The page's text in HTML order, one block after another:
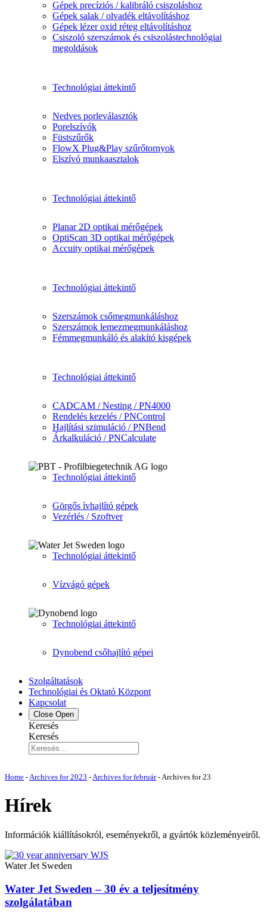
Gépek precíziós / kalibráló csiszoláshoz
Gépek salak / olvadék eltávolításhoz
Gépek lézer oxid réteg eltávolításhoz
Csiszoló szerszámok és csiszolástechnológiai
megoldások
Technológiai áttekintő
Nedves porleválasztók
Porelszívók
Füstszűrők
FlowX Plug&Play szűrőtornyok
Elszívó munkaasztalok
Technológiai áttekintő
Planar 2D optikai mérőgépek
OptiScan 3D optikai mérőgépek
Accuity optikai mérőgépek
Technológiai áttekintő
Szerszámok csőmegmunkáláshoz
Szerszámok lemezmegmunkáláshoz
Fémmegmunkáló és alakító kisgépek
Technológiai áttekintő
CADCAM / Nesting / PN4000
Rendelés kezelés / PNControl
Hajlítási szimuláció / PNBend
Árkalkuláció / PNCalculate
Technológiai áttekintő
Görgős ívhajlító gépek
Vezérlés / Szoftver
Technológiai áttekintő
Vízvágó gépek
Technológiai áttekintő
Dynobend csőhajlító gépei
Szolgáltatások
Technológiai és Oktató Központ
Kapcsolat
Close Open
Keresés
Keresés
Home -Archives for 2023 -Archives for február-Archives for 23
Hírek
Információk kiállításokról, eseményekről, a gyártók közleményeiről.
Water Jet Sweden
Water Jet Sweden – 30 év a teljesítmény
szolgálatában